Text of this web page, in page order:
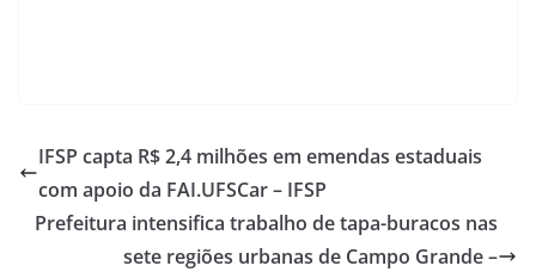
IFSP capta R$ 2,4 milhões em emendas estaduais
com apoio da FAI.UFSCar – IFSP
Prefeitura intensifica trabalho de tapa-buracos nas
sete regiões urbanas de Campo Grande –